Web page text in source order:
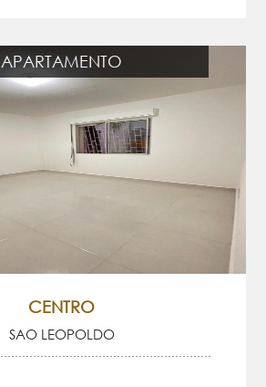
APARTAMENTO
CENTRO
SAO LEOPOLDO